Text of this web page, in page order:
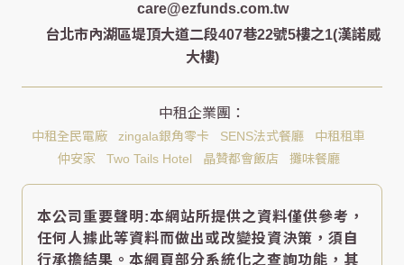
care@ezfunds.com.tw
台北市內湖區堤頂大道二段407巷22號5樓之1(漢諾威
大樓)
中租全民電廠 zingala銀角零卡 SENS法式餐廳
中租租車
仲安家
Two Tails Hotel 晶贊都會飯店 攤味餐廳
本公司重要聲明:本網站所提供之資料僅供參考，
任何人據此等資料而做出或改變投資決策，須自
行承擔結果。本網頁部分系統化之查詢功能，其